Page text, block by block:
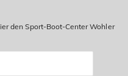
den Sport-Boot-Center Wohler